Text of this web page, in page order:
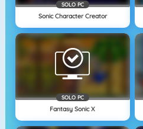
SOLO PC
Sonic Character Creator
SOLO PC
Fantasy Sonic X